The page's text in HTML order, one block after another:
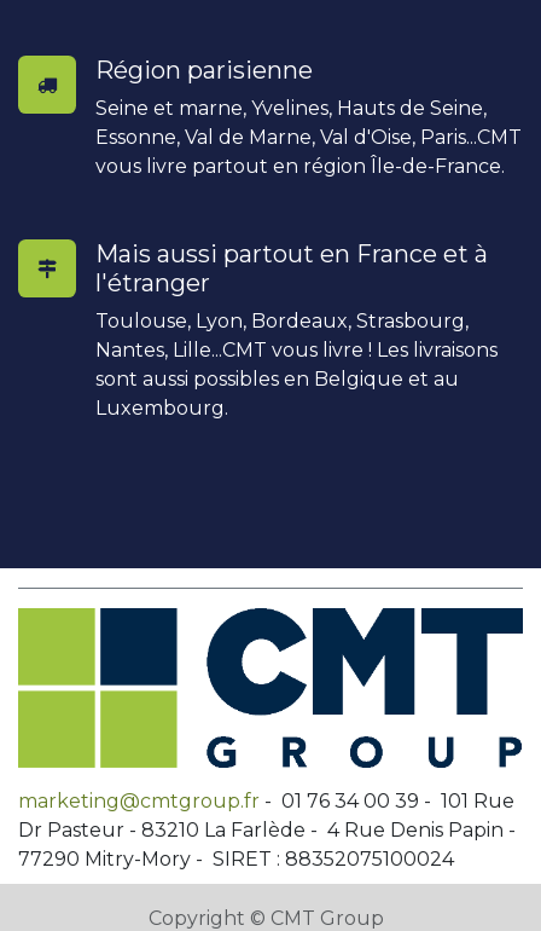
Région parisienne
Seine et marne, Yvelines, Hauts de Seine,
Essonne, Val de Marne, Val d'Oise, Paris...CMT
vous livre partout en région Île-de-France.
Mais aussi partout en France et à
l'étranger
Toulouse, Lyon, Bordeaux, Strasbourg,
Nantes, Lille...CMT vous livre ! Les livraisons
sont aussi possibles en Belgique et au
Luxembourg.
marketing@cmtgroup.fr - 01 76 34 00 39 - 101 Rue
Dr Pasteur - 83210 La Farlède - 4 Rue Denis Papin -
77290 Mitry-Mory - SIRET : 88352075100024
Copyright © CMT Group